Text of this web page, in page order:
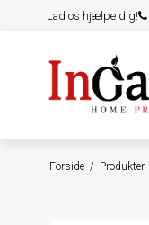
Lad os hjælpe dig!
Forside / Produkter